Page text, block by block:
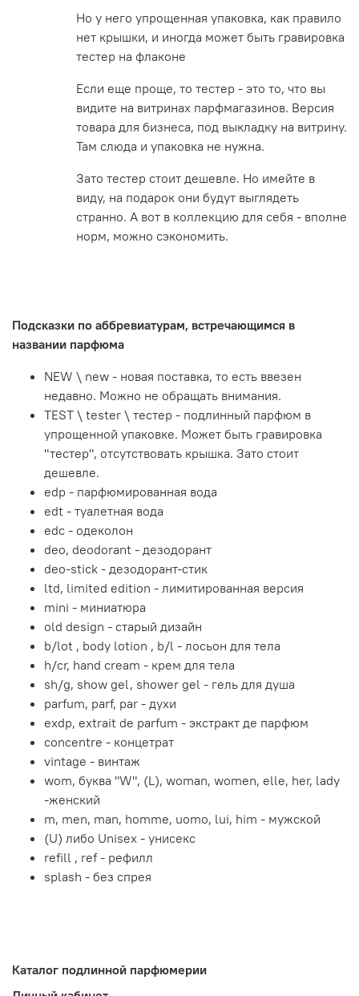
Но у него упрощенная упаковка, как правило
нет крышки, и иногда может быть гравировка
тестер на флаконе
Если еще проще, то тестер - это то, что вы
видите на витринах парфмагазинов. Версия
товара для бизнеса, под выкладку на витрину.
Там слюда и упаковка не нужна.
Зато тестер стоит дешевле. Но имейте в
виду, на подарок они будут выглядеть
странно. А вот в коллекцию для себя - вполне
норм, можно сэкономить.
Подсказки по аббревиатурам, встречающимся в
названии парфюма
NEW \ new - новая поставка, то есть ввезен
недавно. Можно не обращать внимания.
TEST \ tester \ тестер - подлинный парфюм в
упрощенной упаковке. Может быть гравировка
"тестер", отсутствовать крышка. Зато стоит
дешевле.
edp - парфюмированная вода
edt - туалетная вода
edc - одеколон
deo, deodorant - дезодорант
deo-stick - дезодорант-стик
ltd, limited edition - лимитированная версия
mini - миниатюра
old design - старый дизайн
b/lot , body lotion , b/l - лосьон для тела
h/cr, hand cream - крем для тела
sh/g, show gel, shower gel - гель для душа
parfum, parf, par - духи
exdp, extrait de parfum - экстракт де парфюм
concentre - концетрат
vintage - винтаж
wom, буква "W", (L), woman, women, elle, her, lady
-женский
m, men, man, homme, uomo, lui, him - мужской
(U) либо Unisex - унисекс
refill , ref - рефилл
splash - без спрея
Каталог подлинной парфюмерии